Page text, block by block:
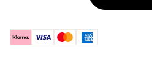
KlarnaVisa MastercardAmerican Express